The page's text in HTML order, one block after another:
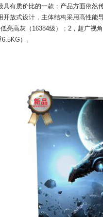
具有质价比的一款；产品方面依然
开放式设计，主体结构采用高性能
亮高灰（16384级）；2，超广视
）。